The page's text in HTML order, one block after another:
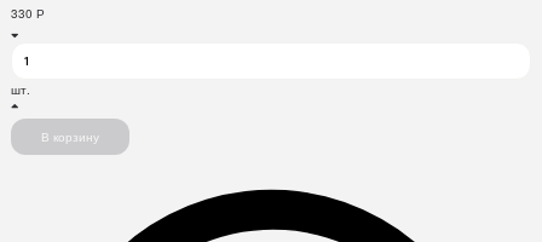
330 Р
шт.
В корзину